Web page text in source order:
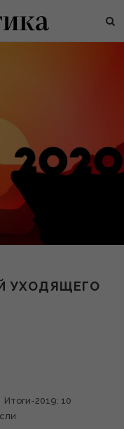
УХОДЯЩЕГО
Итоги-2019: 10